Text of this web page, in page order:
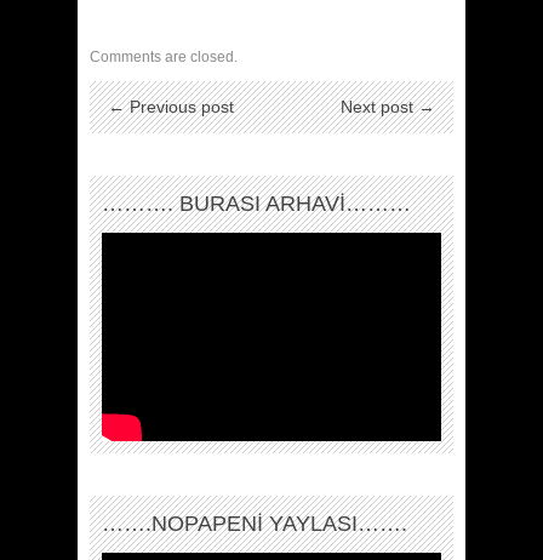
Comments are closed.
← Previous post Next post →
………. BURASI ARHAVİ………
…….NOPAPENİ YAYLASI…….